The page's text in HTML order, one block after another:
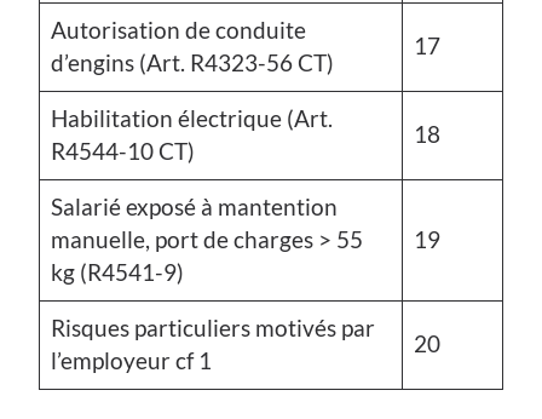
Autorisation de conduite
d’engins (Art. R4323-56 CT)
17
Habilitation électrique (Art.
R4544-10 CT)
18
Salarié exposé à mantention
manuelle, port de charges > 55
kg (R4541-9)
19
Risques particuliers motivés par
l’employeur cf 1
20